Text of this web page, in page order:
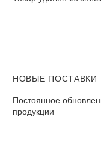
НОВЫЕ ПОСТАВКИ
Постоянное
продукции